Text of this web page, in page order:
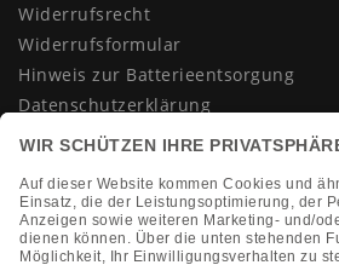
Widerrufsrecht
Widerrufsformular
Hinweis zur Batterieentsorgung
Datenschutzerklärung
AGB
Vertrag widerrufen